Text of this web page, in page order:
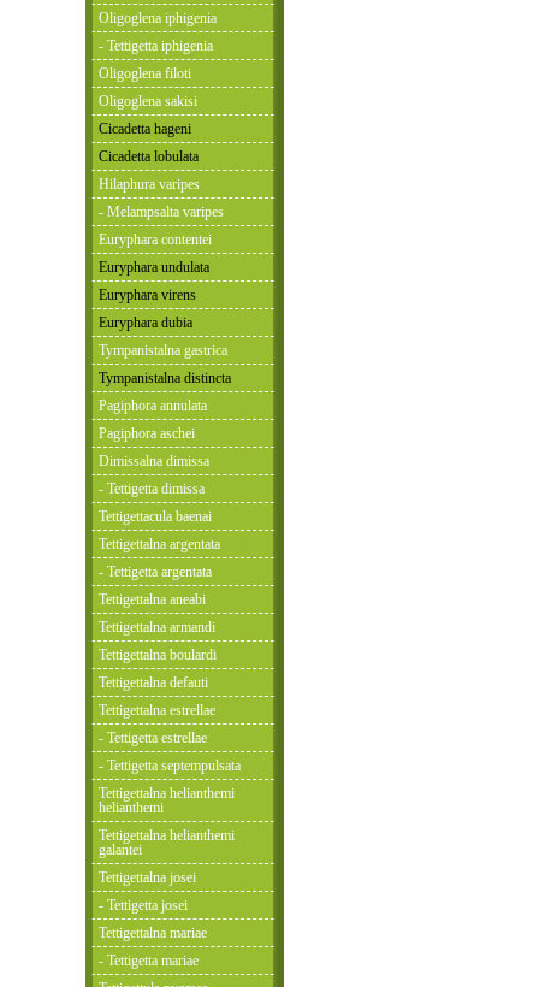
Oligoglena iphigenia
- Tettigetta iphigenia
Oligoglena filoti
Oligoglena sakisi
Cicadetta hageni
Cicadetta lobulata
Hilaphura varipes
- Melampsalta varipes
Euryphara contentei
Euryphara undulata
Euryphara virens
Euryphara dubia
Tympanistalna gastrica
Tympanistalna distincta
Pagiphora annulata
Pagiphora aschei
Dimissalna dimissa
- Tettigetta dimissa
Tettigettacula baenai
Tettigettalna argentata
- Tettigetta argentata
Tettigettalna aneabi
Tettigettalna armandi
Tettigettalna boulardi
Tettigettalna defauti
Tettigettalna estrellae
- Tettigetta estrellae
- Tettigetta septempulsata
Tettigettalna helianthemi
helianthemi
Tettigettalna helianthemi
galantei
Tettigettalna josei
- Tettigetta josei
Tettigettalna mariae
- Tettigetta mariae